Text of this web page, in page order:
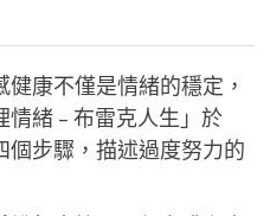
健康不僅是情緒的穩定，
緒 – 布雷克人生 」於
個步驟，描述過度努力的